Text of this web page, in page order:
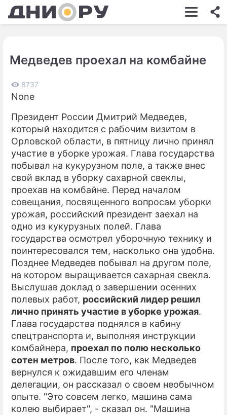
ШОУ-БИЗНЕС
КИНО
ЭКОНОМИКА
ПРОИСШЕСТВИЯ
СОННИК
СТИЛЬ ЖИЗНИ
СЕРИАЛЫ
ИГРЫ
ПРЕСС-РЕЛИЗЫ
О ПРОЕКТЕ
Медведев проехал на комбайне
8737
None
Президент России Дмитрий Медведев,
который находится с рабочим визитом в
Орловской области, в пятницу лично принял
участие в уборке урожая. Глава государства
побывал на кукурузном поле, а также внес
свой вклад в уборку сахарной свеклы,
проехав на комбайне. Перед началом
совещания, посвященного вопросам уборки
урожая, российский президент заехал на
одно из кукурузных полей. Глава
государства осмотрел уборочную технику и
поинтересовался тем, насколько она удобна.
Позднее Медведев побывал на другом поле,
на котором выращивается сахарная свекла.
Выслушав доклад о завершении осенних
полевых работ, российский лидер решил
лично принять участие в уборке урожая.
Глава государства поднялся в кабину
спецтранспорта и, выполняя инструкции
комбайнера, проехал по полю несколько
сотен метров. После того, как Медведев
вернулся к ожидавшим его членам
делегации, он рассказал о своем необычном
опыте. "Это совсем легко, машина сама
колею выбирает", - сказал он. "Машина